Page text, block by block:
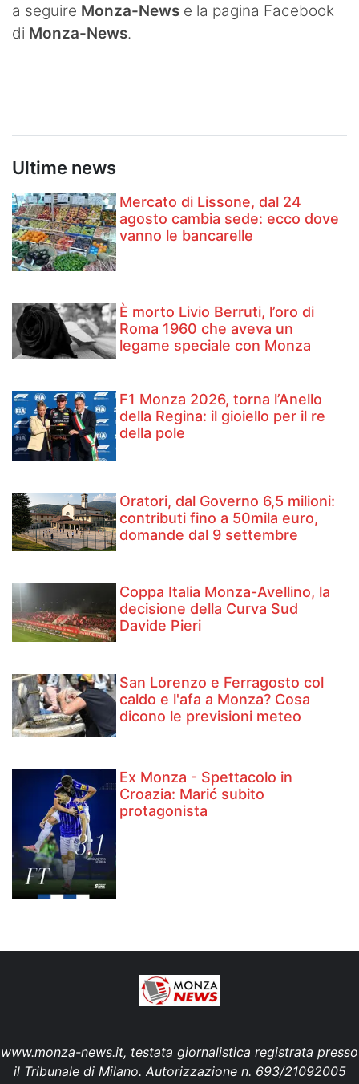
a seguire Monza-News e la pagina Facebook
di Monza-News.
Ultime news
Mercato di Lissone, dal 24
agosto cambia sede: ecco dove
vanno le bancarelle
È morto Livio Berruti, l’oro di
Roma 1960 che aveva un
legame speciale con Monza
F1 Monza 2026, torna l’Anello
della Regina: il gioiello per il re
della pole
Oratori, dal Governo 6,5 milioni:
contributi fino a 50mila euro,
domande dal 9 settembre
Coppa Italia Monza-Avellino, la
decisione della Curva Sud
Davide Pieri
San Lorenzo e Ferragosto col
caldo e l'afa a Monza? Cosa
dicono le previsioni meteo
Ex Monza - Spettacolo in
Croazia: Marić subito
protagonista
www.monza-news.it, testata giornalistica registrata presso
il Tribunale di Milano. Autorizzazione n. 693/21092005